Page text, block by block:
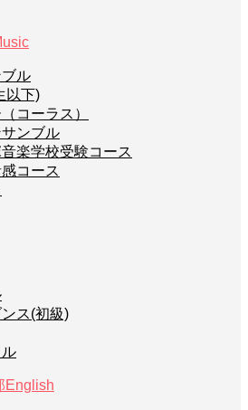
ル
以下)
コーラス）
ンブル
楽学校受験コース
コース
ス(初級)
English